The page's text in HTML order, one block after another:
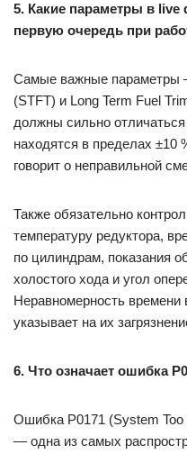
5. Какие параметры в live
первую очередь при
Самые важные параметры
(STFT) и Long Term Fuel
должны сильно
находятся в пределах ±10
говорит о неправильной
Также обязательно
температуру редуктора,
по цилиндрам, показания
холостого хода и угол
Неравномерность времени
указывает на их
6. Что означает ошибка
Ошибка P0171 (System
— одна из самых